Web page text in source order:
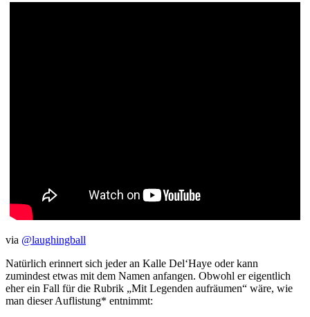
via @laughingball
Natürlich erinnert sich jeder an Kalle Del‘Haye oder kann
zumindest etwas mit dem Namen anfangen. Obwohl er eigentlich
eher ein Fall für die Rubrik „Mit Legenden aufräumen“ wäre, wie
man dieser Auflistung* entnimmt: